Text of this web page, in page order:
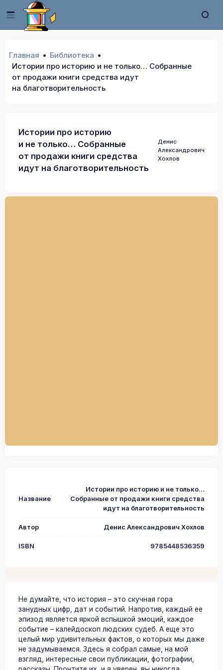
Главная
Библиотека
Истории про историю и не только… Собранные
от продажи книги средства идут
на благотворительность
Истории про историю
и не только… Собранные
от продажи книги средства
идут на благотворительность
Денис
Александрович
Хохлов
Название
Истории про историю и не только…
Собранные от продажи книги средства
идут на благотворительность
Автор Денис Александрович Хохлов
ISBN 9785448536359
Не думайте, что история – это скучная гора
занудных цифр, дат и событий. Напротив, каждый ее
эпизод является яркой вспышкой эмоций, каждое
событие – калейдоскоп людских судеб. А еще это
целый мир удивительных фактов, о которых мы даже
не задумываемся. Здесь я собрал самые, на мой
взгляд, интересные свои публикации, фотографии,